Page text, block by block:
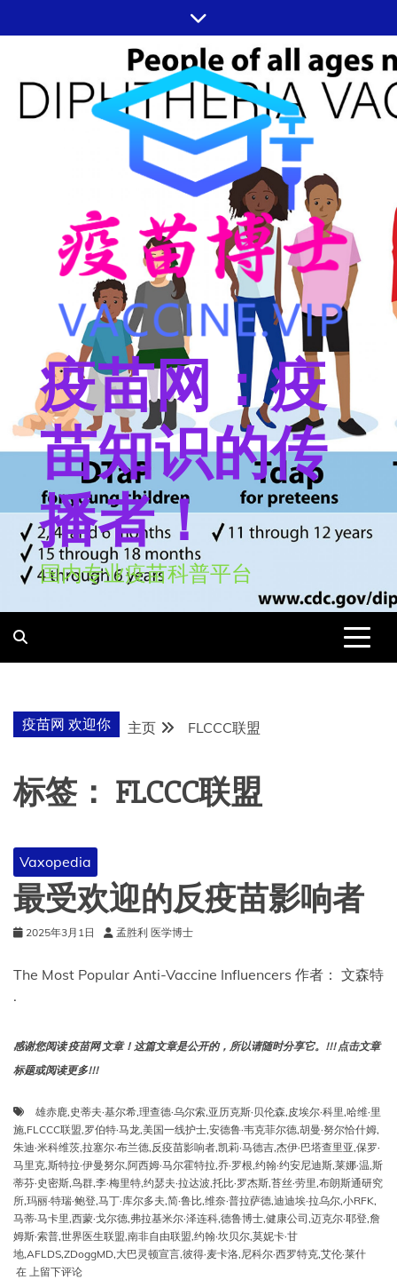
至
疫苗网：疫
苗知识的传
播者！
国内专业疫苗科普平台
疫苗网 欢迎你 主页 FLCCC联盟
标签： FLCCC联盟
Vaxopedia
最受欢迎的反疫苗影响者
2025年3月1日 孟胜利 医学博士
The Most Popular Anti-Vaccine Influencers 作者： 文森特
·
感谢您阅读 疫苗网 文章！这篇文章是公开的，所以请随时分享它。!!! 点击文章
标题或阅读更多!!!
雄赤鹿,史蒂夫·基尔希,理查德·乌尔索,亚历克斯·贝伦森,皮埃尔·科里,哈维·里
施,FLCCC联盟,罗伯特·马龙,美国一线护士,安德鲁·韦克菲尔德,胡曼·努尔恰什姆,
朱迪·米科维茨,拉塞尔·布兰德,反疫苗影响者,凯莉·马德吉,杰伊·巴塔查里亚,保罗·
马里克,斯特拉·伊曼努尔,阿西姆·马尔霍特拉,乔·罗根,约翰·约安尼迪斯,莱娜·温,斯
蒂芬·史密斯,鸟群,李·梅里特,约瑟夫·拉达波,托比·罗杰斯,苔丝·劳里,布朗斯通研究
所,玛丽·特瑞·鲍登,马丁·库尔多夫,简·鲁比,维奈·普拉萨德,迪迪埃·拉乌尔,小RFK,
马蒂·马卡里,西蒙·戈尔德,弗拉基米尔·泽连科,德鲁博士,健康公司,迈克尔·耶登,詹
姆斯·索普,世界医生联盟,南非自由联盟,约翰·坎贝尔,莫妮卡·甘
地,AFLDS,ZDoggMD,大巴灵顿宣言,彼得·麦卡洛,尼科尔·西罗特克,艾伦·莱什
在 最
上留下评论